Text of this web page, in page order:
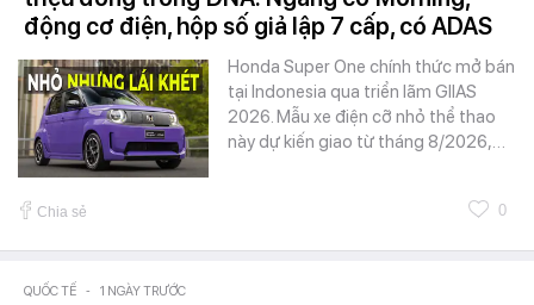
động cơ điện, hộp số giả lập 7 cấp, có ADAS
Honda Super One chính thức mở bán
tại Indonesia qua triển lãm GIIAS
2026. Mẫu xe điện cỡ nhỏ thể thao
này dự kiến giao từ tháng 8/2026,…
Chia sẻ 0
QUỐC TẾ - 1 NGÀY TRƯỚC